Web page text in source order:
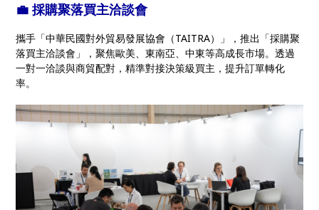
💼採購聚落買主洽談會
攜手「中華民國對外貿易發展協會（TAITRA）」，推出「採購聚
落買主洽談會」，聚焦歐美、東南亞、中東等高成長市場。透過
一對一洽談與商貿配對，精準對接決策級買主，提升訂單轉化
率。